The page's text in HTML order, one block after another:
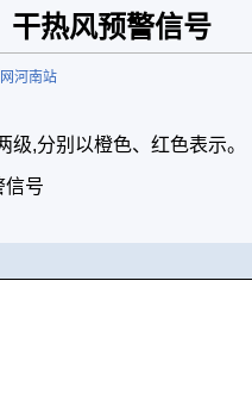
干热风预警信号
河南站
,分别以橙色、红色表示。
号